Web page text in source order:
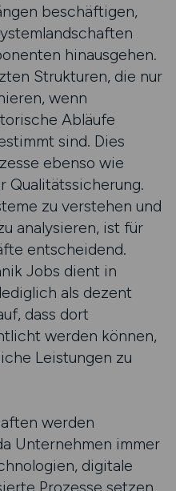
beschäftigen,
hinausgehen.
Strukturen, die nur
wenn
Abläufe
sind. Dies
ebenso wie
Qualitätssicherung.
zu verstehen und
analysieren, ist für
entscheidend.
Jobs dient in
als dezent
dass dort
werden können,
Leistungen zu
werden
Unternehmen immer
digitale
Prozesse setzen.